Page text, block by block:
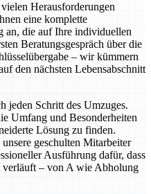
Herausforderungen
eine komplette
an, die auf Ihre individuellen
Beratungsgespräch über die
– wir kümmern
den nächsten Lebensabschnitt
jeden Schritt des Umzuges.
Umfang und Besonderheiten
Lösung zu finden.
geschulten Mitarbeiter
Ausführung dafür, dass
verläuft – von A wie Abholung